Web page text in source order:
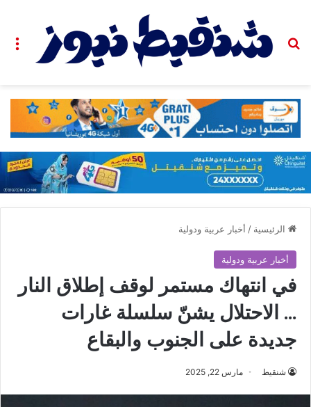
بحث عن
الرئيسية / أخبار عربية ودولية
أخبار عربية ودولية
في انتهاك مستمر لوقف إطلاق النار
… الاحتلال يشنّ سلسلة غارات
جديدة على الجنوب والبقاع
شنقيط مارس 22, 2025